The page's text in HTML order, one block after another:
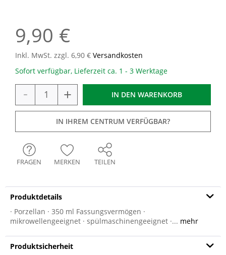
9,90 €
Inkl. MwSt. zzgl. 6,90 € Versandkosten
Sofort verfügbar, Lieferzeit ca. 1 - 3 Werktage
- + IN DEN WARENKORB
IN IHREM CENTRUM VERFÜGBAR?
FRAGEN MERKEN TEILEN
Produktdetails
· Porzellan · 350 ml Fassungsvermögen ·
mikrowellengeeignet · spülmaschinengeeignet ·... mehr
Produktsicherheit